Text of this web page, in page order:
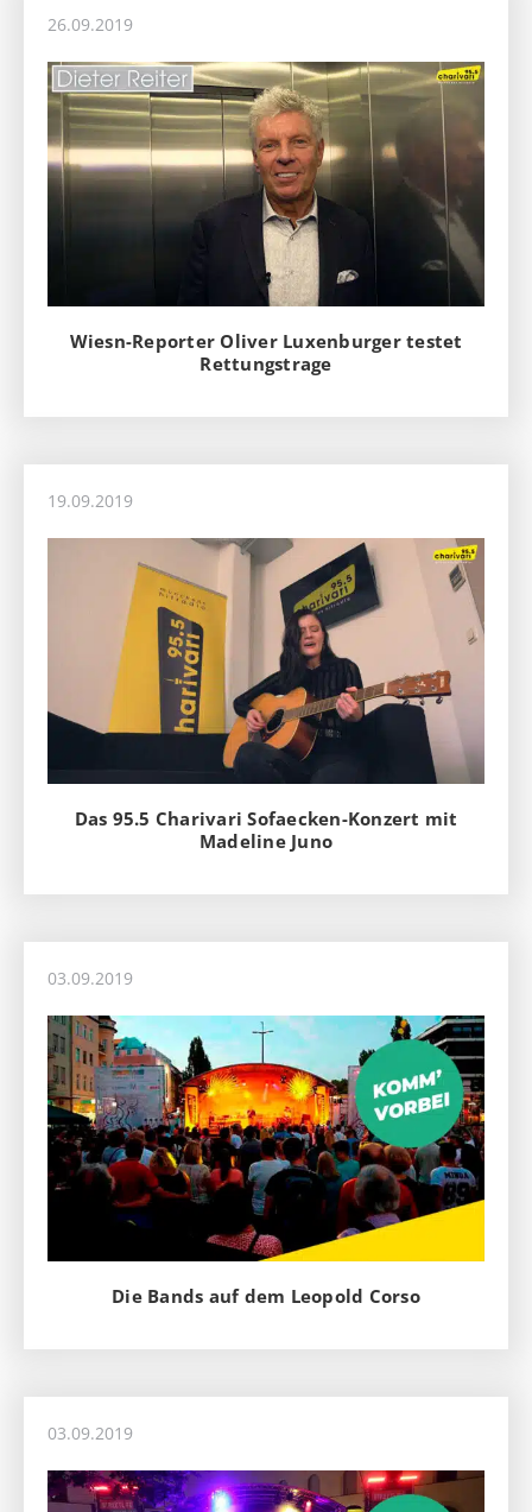
26.09.2019
Wiesn-Reporter Oliver Luxenburger testet
Rettungstrage
19.09.2019
Das 95.5 Charivari Sofaecken-Konzert mit
Madeline Juno
03.09.2019
Die Bands auf dem Leopold Corso
03.09.2019